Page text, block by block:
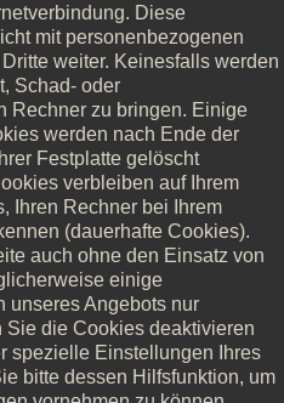
Diese
mit personenbezogenen
weiter. Keinesfalls werden
Schad- oder
Rechner zu bringen. Einige
werden nach Ende der
Festplatte gelöscht
verbleiben auf Ihrem
Ihren Rechner bei Ihrem
(dauerhafte Cookies).
auch ohne den Einsatz von
einige
unseres Angebots nur
die Cookies deaktivieren
spezielle Einstellungen Ihres
bitte dessen Hilfsfunktion, um